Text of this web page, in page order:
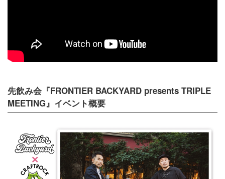
先飲み会『FRONTIER BACKYARD presents TRIPLE
MEETING』イベント概要